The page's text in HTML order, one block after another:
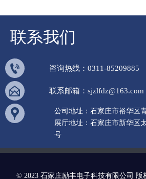
联系我们
 咨询热线：0311-85209885
 联系邮箱：sjzlfdz@163.com

公司地址：石家庄市裕华区
展厅地址：石家庄市新华区
号
© 2023 石家庄励丰电子科技有限公司 版